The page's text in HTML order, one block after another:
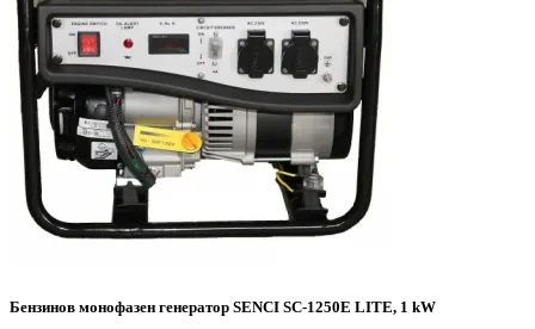
Бензинов монофазен генератор SENCI SC-1250E LITE, 1 kW